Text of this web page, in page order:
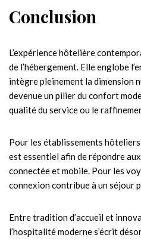
Conclusion
L’expérience hôtelière
de l’hébergement. Elle englobe
intègre pleinement la dimension
devenue un pilier du confort
qualité du service ou le
Pour les établissements
est essentiel afin de répondre
connectée et mobile. Pour les
connexion contribue à un séjour
Entre tradition d’accueil et
l’hospitalité moderne s’écrit